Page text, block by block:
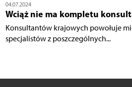
04.07.2024
Wciąż nie ma kompletu
Konsultantów krajowych powołuje
specjalistów z poszczególnych...